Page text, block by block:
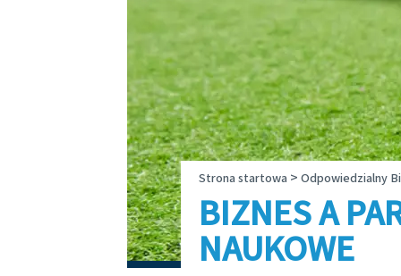
Informacje o firmie
Nasza historia
Wizja i misja
Nasze wartości
Badania i produkcja
Obecność na świecie
Co to jest
Choroby
Pasożyty
Strona startowa > Odpowiedzialny
BIZNES A
NAUKOWE